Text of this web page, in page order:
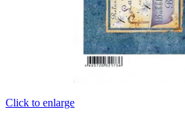
Click to enlarge